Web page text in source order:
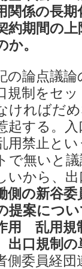
関係の長
約期間の
か。
の論点議
規制をセ
ければだ
起する。
用禁止と
で無いと
いから、
側の新谷委
提案につ
用 乱用規
出口規制
側委員経